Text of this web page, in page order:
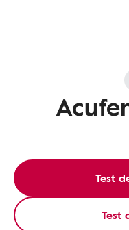
Test
Test